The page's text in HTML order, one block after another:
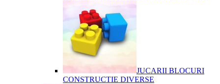
JUCARII BLOCURI
CONSTRUCTIE DIVERSE